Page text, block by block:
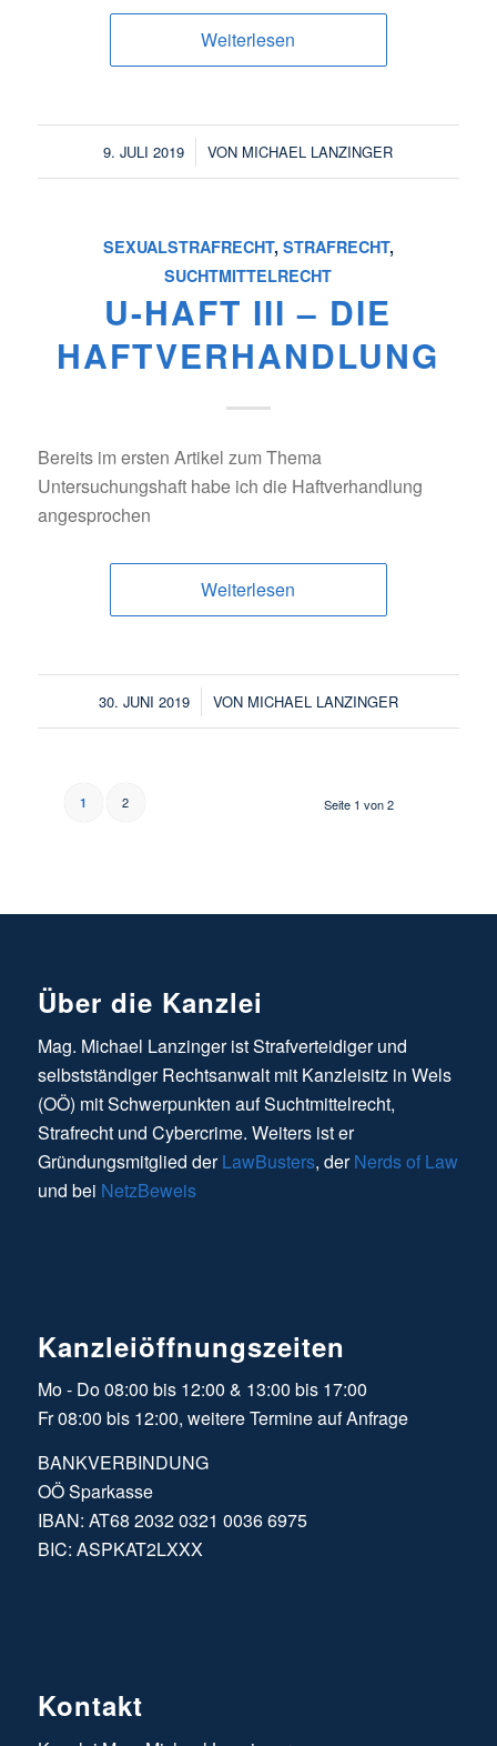
Weiterlesen
9. JULI 2019
/ VON MICHAEL LANZINGER
SEXUALSTRAFRECHT, STRAFRECHT,
SUCHTMITTELRECHT
U-HAFT III – DIE
HAFTVERHANDLUNG
Bereits im ersten Artikel zum Thema
Untersuchungshaft habe ich die Haftverhandlung
angesprochen
Weiterlesen
30. JUNI 2019
/ VON MICHAEL LANZINGER
Seite 1 von 2
1 2
Über die Kanzlei
Mag. Michael Lanzinger ist Strafverteidiger und
selbstständiger Rechtsanwalt mit Kanzleisitz in Wels
(OÖ) mit Schwerpunkten auf Suchtmittelrecht,
Strafrecht und Cybercrime. Weiters ist er
Gründungsmitglied derLawBusters, derNerds of Law
und bei NetzBeweis
Kanzleiöffnungszeiten
Mo - Do 08:00 bis 12:00 & 13:00 bis 17:00
Fr 08:00 bis 12:00, weitere Termine auf Anfrage
BANKVERBINDUNG
OÖ Sparkasse
IBAN: AT68 2032 0321 0036 6975
BIC: ASPKAT2LXXX
Kontakt